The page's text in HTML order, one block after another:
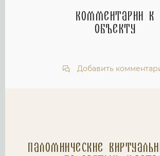
Комментарии к
объекту
Добавить
Паломнические